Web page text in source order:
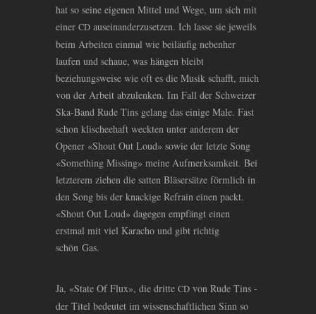
hat so seine eigenen Mittel und Wege, um sich mit
einer CD auseinanderzusetzen. Ich lasse sie jeweils
beim Arbeiten einmal wie beiläufig nebenher
laufen und schaue, was hängen bleibt
beziehungsweise wie oft es die Musik schafft, mich
von der Arbeit abzulenken. Im Fall der Schweizer
Ska-Band Rude Tins gelang das einige Male. Fast
schon klischeehaft weckten unter anderem der
Opener «Shout Out Loud» sowie der letzte Song
«Something Missing» meine Aufmerksamkeit. Bei
letzterem ziehen die satten Bläsersätze förmlich in
den Song bis der knackige Refrain einen packt.
«Shout Out Loud» dagegen empfängt einen
erstmal mit viel Karacho und gibt richtig
schön Gas.
Ja, «State Of Flux», die dritte CD von Rude Tins -
der Titel bedeutet im wissenschaftlichen Sinn so